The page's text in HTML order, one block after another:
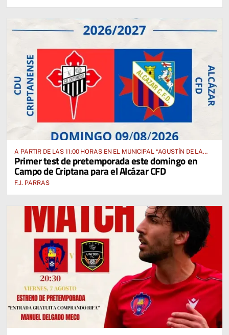
A PARTIR DE LAS 11:00 HORAS EN EL MUNICIPAL “AGUSTÍN DE LA
FUENTE” ANTE EL CUD CRIPTANENSE
Primer test de pretemporada este domingo en
Campo de Criptana para el Alcázar CFD
F.J. PARRAS